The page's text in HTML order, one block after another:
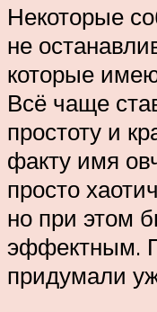
Некоторые
не
которые
Всё чаще
простоту и
факту имя
просто
но при этом
эффектным.
придумали